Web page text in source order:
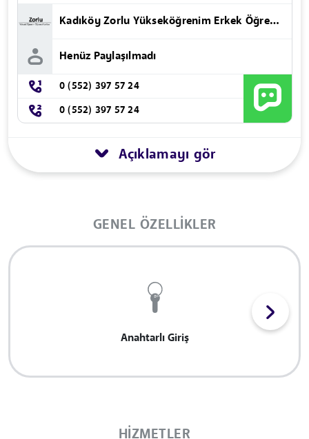
Kadıköy Zorlu Yükseköğrenim Erkek Öğrenci Yurdu
Henüz Paylaşılmadı
0 (552) 397 57 24
0 (552) 397 57 24
Açıklamayı gör
GENEL ÖZELLIKLER
Anahtarlı Giriş
HIZMETLER